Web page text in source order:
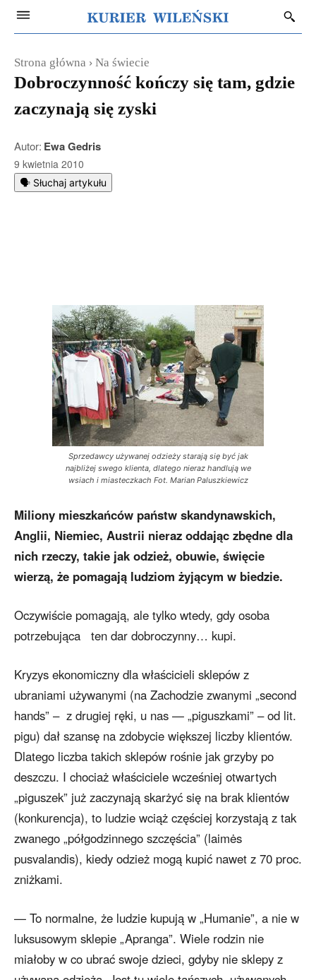
Strona główna Na świecie
Dobroczynność kończy się tam, gdzie
zaczynają się zyski
Autor: Ewa Gedris
9 kwietnia 2010
🗣️ Słuchaj artykułu
Sprzedawcy używanej odzieży starają się być jak
najbliżej swego klienta, dlatego nieraz handlują we
wsiach i miasteczkach Fot. Marian Paluszkiewicz
Miliony mieszkańców państw skandynawskich,
Anglii, Niemiec, Austrii nieraz oddając zbędne dla
nich rzeczy, takie jak odzież, obuwie, święcie
wierzą, że pomagają ludziom żyjącym w biedzie.
Oczywiście pomagają, ale tylko wtedy, gdy osoba
potrzebująca ten dar dobroczynny… kupi.
Kryzys ekonomiczny dla właścicieli sklepów z
ubraniami używanymi (na Zachodzie zwanymi „second
hands” – z drugiej ręki, u nas — „piguszkami” – od lit.
pigu) dał szansę na zdobycie większej liczby klientów.
Dlatego liczba takich sklepów rośnie jak grzyby po
deszczu. I chociaż właściciele wcześniej otwartych
„piguszek” już zaczynają skarżyć się na brak klientów
(konkurencja), to ludzie wciąż częściej korzystają z tak
zwanego „półgodzinnego szczęścia” (laimės
pusvalandis), kiedy odzież mogą kupić nawet z 70 proc.
zniżkami.
— To normalne, że ludzie kupują w „Humanie”, a nie w
luksusowym sklepie „Apranga”. Wiele rodzin nie
miałoby w co ubrać swoje dzieci, gdyby nie sklepy z